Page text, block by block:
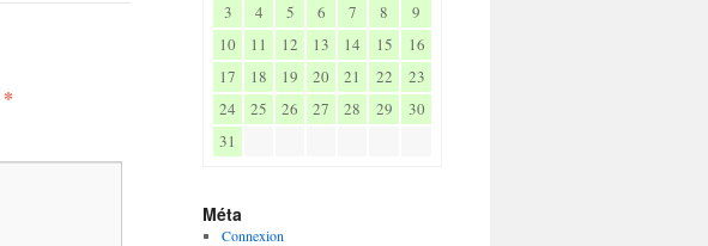
*
3
4 5 6 7 8
9
10
11 12 13 14 15
16
17
18 19 20 21 22
23
24
25 26 27 28 29
30
31
Méta
Connexion